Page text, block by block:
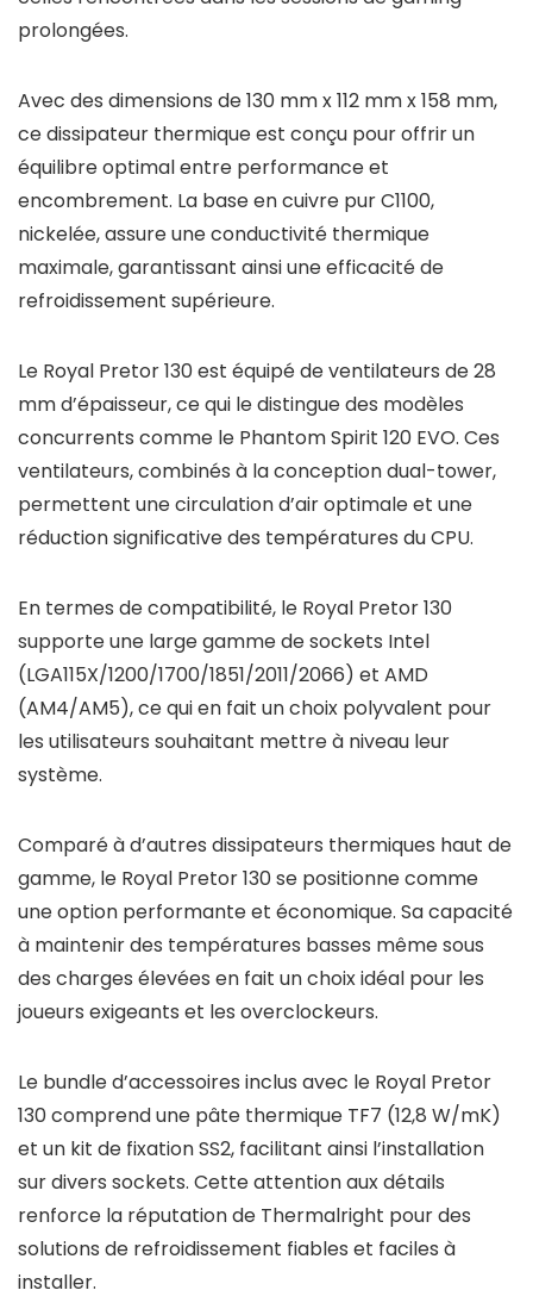
prolongées.
Avec des dimensions de 130 mm x 112 mm x 158 mm,
ce dissipateur thermique est conçu pour offrir un
équilibre optimal entre performance et
encombrement. La base en cuivre pur C1100,
nickelée, assure une conductivité thermique
maximale, garantissant ainsi une efficacité de
refroidissement supérieure.
Le Royal Pretor 130 est équipé de ventilateurs de 28
mm d’épaisseur, ce qui le distingue des modèles
concurrents comme le Phantom Spirit 120 EVO. Ces
ventilateurs, combinés à la conception dual-tower,
permettent une circulation d’air optimale et une
réduction significative des températures du CPU.
En termes de compatibilité, le Royal Pretor 130
supporte une large gamme de sockets Intel
(LGA115X/1200/1700/1851/2011/2066) et AMD
(AM4/AM5), ce qui en fait un choix polyvalent pour
les utilisateurs souhaitant mettre à niveau leur
système.
Comparé à d’autres dissipateurs thermiques haut de
gamme, le Royal Pretor 130 se positionne comme
une option performante et économique. Sa capacité
à maintenir des températures basses même sous
des charges élevées en fait un choix idéal pour les
joueurs exigeants et les overclockeurs.
Le bundle d’accessoires inclus avec le Royal Pretor
130 comprend une pâte thermique TF7 (12,8 W/mK)
et un kit de fixation SS2, facilitant ainsi l’installation
sur divers sockets. Cette attention aux détails
renforce la réputation de Thermalright pour des
solutions de refroidissement fiables et faciles à
installer.